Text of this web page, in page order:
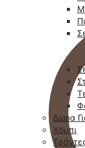
Δώρα
Χόμπι